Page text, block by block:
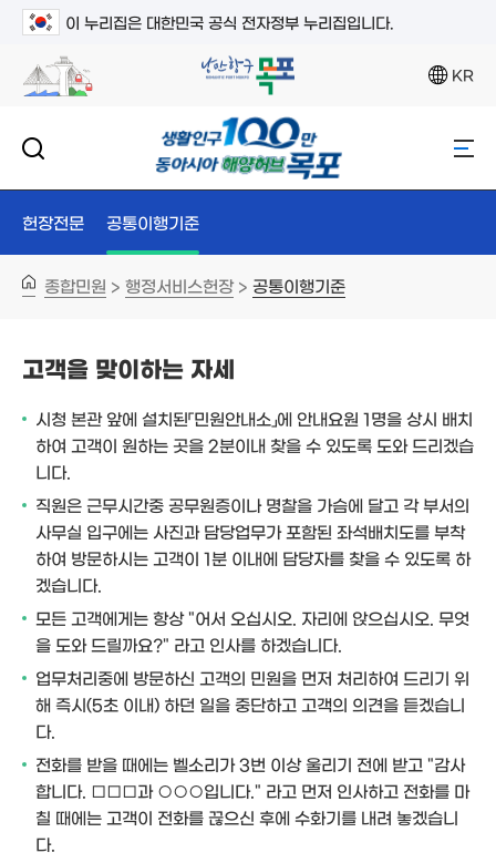
이 누리집은 대한민국 공식 전자정부 누리집입니다.
KR
헌장전문 공통이행기준
종합민원 > 행정서비스헌장 > 공통이행기준
고객을 맞이하는 자세
시청 본관 앞에 설치된「민원안내소」에 안내요원 1명을 상시 배치
하여 고객이 원하는 곳을 2분이내 찾을 수 있도록 도와 드리겠습
니다.
직원은 근무시간중 공무원증이나 명찰을 가슴에 달고 각 부서의
사무실 입구에는 사진과 담당업무가 포함된 좌석배치도를 부착
하여 방문하시는 고객이 1분 이내에 담당자를 찾을 수 있도록 하
겠습니다.
모든 고객에게는 항상 "어서 오십시오. 자리에 앉으십시오. 무엇
을 도와 드릴까요?" 라고 인사를 하겠습니다.
업무처리중에 방문하신 고객의 민원을 먼저 처리하여 드리기 위
해 즉시(5초 이내) 하던 일을 중단하고 고객의 의견을 듣겠습니
다.
전화를 받을 때에는 벨소리가 3번 이상 울리기 전에 받고 "감사
합니다. □□□과 ○○○입니다." 라고 먼저 인사하고 전화를 마
칠 때에는 고객이 전화를 끊으신 후에 수화기를 내려 놓겠습니
다.